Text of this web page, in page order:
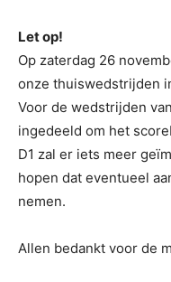
Let op!
Op zaterdag 26
onze thuiswedstrijden
Voor de wedstrijden
ingedeeld om het
D1 zal er iets meer
hopen dat eventueel
nemen.
Allen bedankt voor de